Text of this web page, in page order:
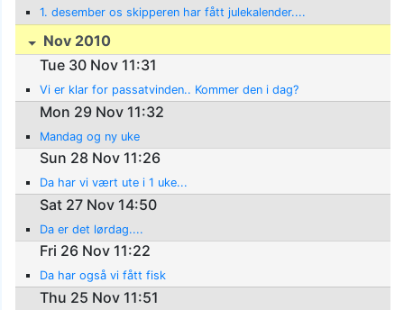
1. desember os skipperen har fått julekalender....
Nov 2010
Tue 30 Nov 11:31
Vi er klar for passatvinden.. Kommer den i dag?
Mon 29 Nov 11:32
Mandag og ny uke
Sun 28 Nov 11:26
Da har vi vært ute i 1 uke...
Sat 27 Nov 14:50
Da er det lørdag....
Fri 26 Nov 11:22
Da har også vi fått fisk
Thu 25 Nov 11:51